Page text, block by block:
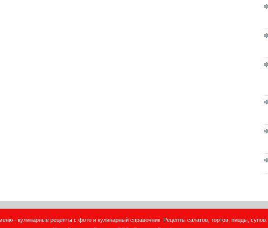
- кулинарные рецепты с фото и кулинарный справочник. Рецепты салатов, тортов, пиццы, супов...